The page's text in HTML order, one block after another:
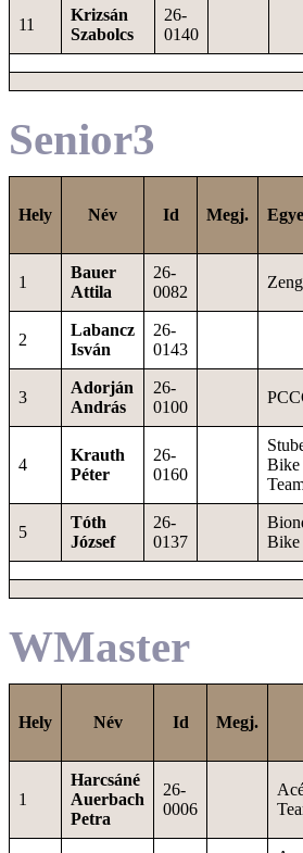
11
Krizsán
Szabolcs
26-
0140
Senior3
Hely Név Id Megj.
1
Bauer
Attila
26-
0082
2
Labancz
Isván
26-
0143
3
Adorján
András
26-
0100
4
Krauth
Péter
26-
0160
Bike
5
Tóth
József
26-
0137
Bike
WMaster
Hely Név Id Megj.
1
Harcsáné
Auerbach
Petra
26-
0006